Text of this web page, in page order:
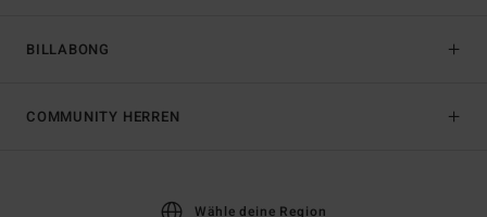
BILLABONG
COMMUNITY HERREN
Wähle deine Region